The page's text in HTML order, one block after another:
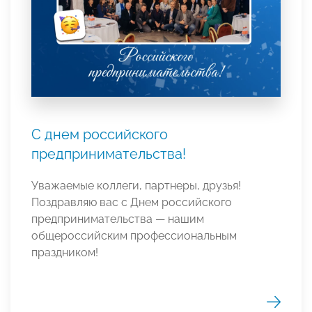
С днем российского
предпринимательства!
Уважаемые коллеги, партнеры, друзья!
Поздравляю вас с Днем российского
предпринимательства — нашим
общероссийским профессиональным
праздником!